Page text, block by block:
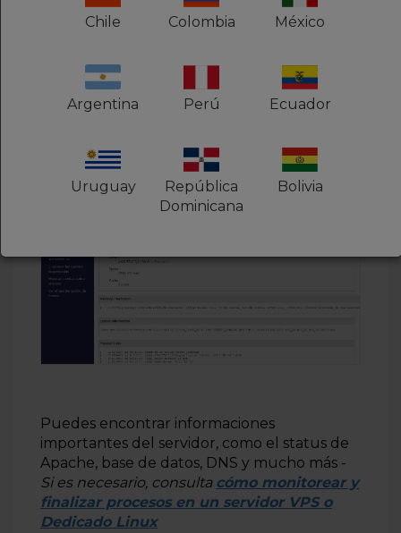
Para verificar las aplicaciones instaladas
Puedes encontrar informaciones
importantes del servidor, como el status de
Apache, base de datos, DNS y mucho más -
Si es necesario, consulta cómo monitorear y
finalizar procesos en un servidor VPS o
Dedicado Linux
Chile Colombia México
Argentina Perú Ecuador
Uruguay
República
Dominicana
Bolivia